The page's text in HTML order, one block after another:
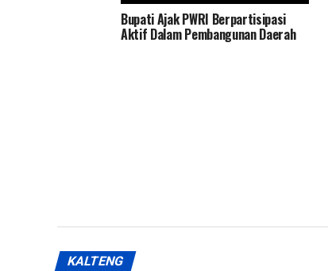
Bupati Ajak PWRI Berpartisipasi
Aktif Dalam Pembangunan Daerah
KALTENG